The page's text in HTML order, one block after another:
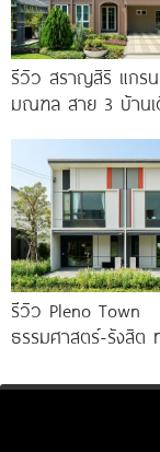
รีวิว สราญสิริ แกร
มณฑล สาย 3 บ้านเ
รีวิว Pleno Town
ธรรมศาสตร์-รังสิต
ม.ธรรมศาสตร์